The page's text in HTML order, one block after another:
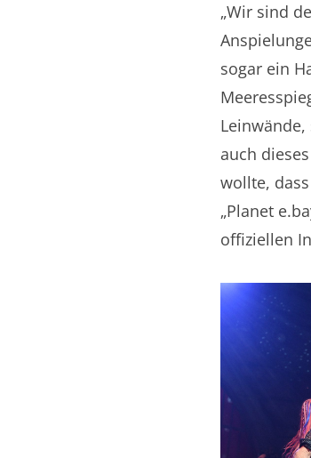
„Wir sind
sogar ein
auch
wollte,
„Planet
offiziellen